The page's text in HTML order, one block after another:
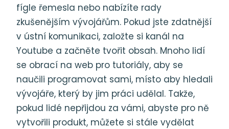
fígle řemesla nebo nabízíte rady
zkušenějším vývojářům. Pokud jste zdatnější
v ústní komunikaci, založte si kanál na
Youtube a začněte tvořit obsah. Mnoho lidí
se obrací na web pro tutoriály, aby se
naučili programovat sami, místo aby hledali
vývojáře, který by jim práci udělal. Takže,
pokud lidé nepřijdou za vámi, abyste pro ně
vytvořili produkt, můžete si stále vydělat